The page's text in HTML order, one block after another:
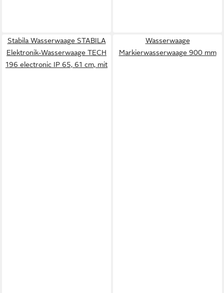
Stabila Wasserwaage STABILA
Elektronik-Wasserwaage TECH
196 electronic IP 65, 61 cm, mit
Wasserwaage
Markierwasserwaage 900 mm